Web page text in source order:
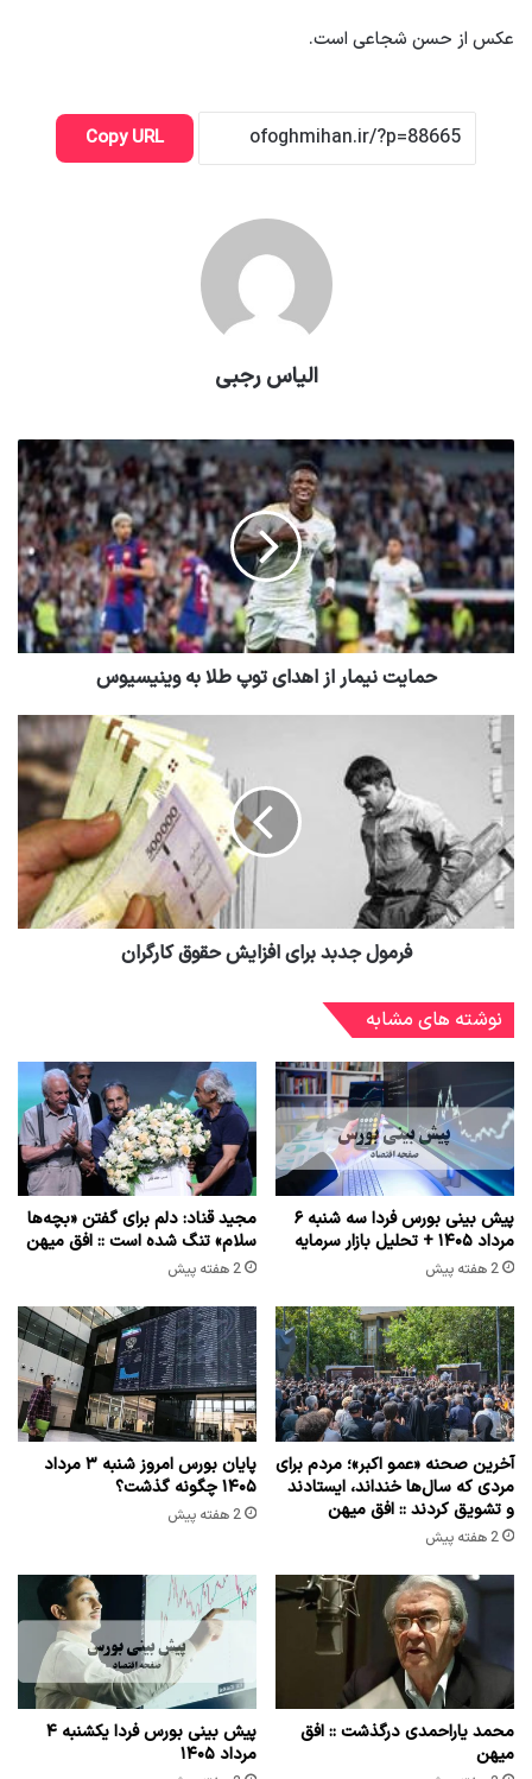
عکس از حسن شجاعی است.
Copy URL
الیاس رجبی
حمایت نیمار از اهدای توپ طلا به وینیسیوس
فرمول جدبد برای افزایش حقوق کارگران
نوشته های مشابه
پیش بینی بورس فردا سه شنبه ۶
مرداد ۱۴۰۵ + تحلیل بازار سرمایه
2 هفته پیش
مجید قناد: دلم برای گفتن «بچه‌ها
سلام» تنگ شده است :: افق میهن
2 هفته پیش
آخرین صحنه «عمو اکبر»؛ مردم برای
مردی که سال‌ها خنداند، ایستادند
و تشویق کردند :: افق میهن
2 هفته پیش
پایان بورس امروز شنبه ۳ مرداد
۱۴۰۵ چگونه گذشت؟
2 هفته پیش
محمد یاراحمدی درگذشت :: افق
میهن
پیش بینی بورس فردا یکشنبه ۴
مرداد ۱۴۰۵